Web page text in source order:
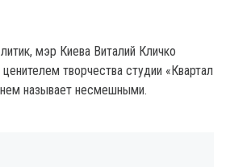
мэр Киева Виталий Кличко
творчества студии «Квартал
называет несмешными.